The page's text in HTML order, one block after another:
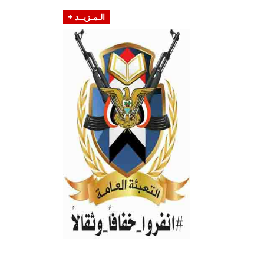
الـمـزيــد +